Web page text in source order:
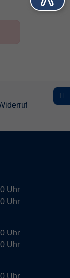
Uhr
Uhr
Uhr
Uhr
Uhr